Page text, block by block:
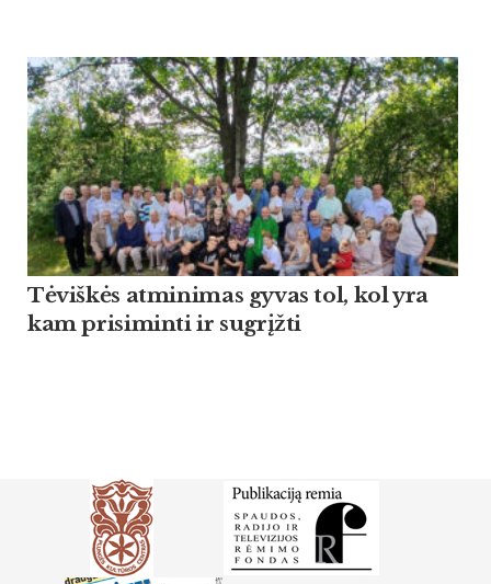
Tėviškės atminimas gyvas tol, kol yra
kam prisiminti ir sugrįžti